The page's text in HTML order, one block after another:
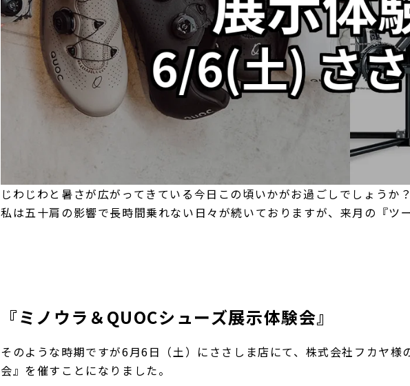
じわじわと暑さが広がってきている今日この頃いかがお過ごしでしょうか？
私は五十肩の影響で長時間乗れない日々が続いておりますが、来月の『ツ
『ミノウラ＆QUOCシューズ展示体験会』
そのような時期ですが6月6日（土）にささしま店にて、株式会社フカヤ
会』を催すことになりました。